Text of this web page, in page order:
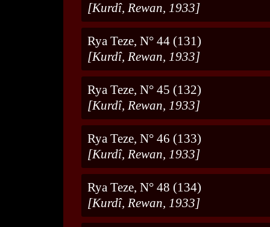
[Kurdî, Rewan, 1933]
Rya Teze, N° 44 (131)
[Kurdî, Rewan, 1933]
Rya Teze, N° 45 (132)
[Kurdî, Rewan, 1933]
Rya Teze, N° 46 (133)
[Kurdî, Rewan, 1933]
Rya Teze, N° 48 (134)
[Kurdî, Rewan, 1933]